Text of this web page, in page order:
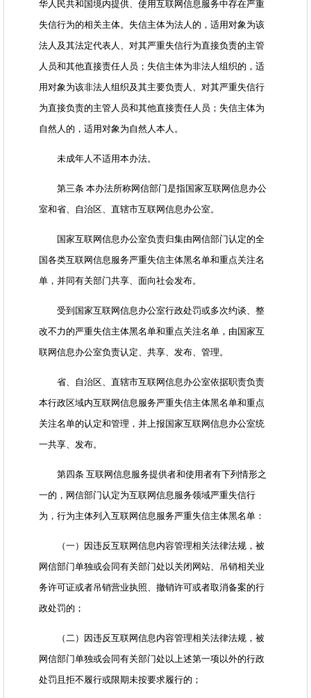
华人民共和国境内提供、使用互联网信息服务中存在严重
失信行为的相关主体。失信主体为法人的，适用对象为该
法人及其法定代表人、对其严重失信行为直接负责的主管
人员和其他直接责任人员；失信主体为非法人组织的，适
用对象为该非法人组织及其主要负责人、对其严重失信行
为直接负责的主管人员和其他直接责任人员；失信主体为
自然人的，适用对象为自然人本人。
未成年人不适用本办法。
第三条 本办法所称网信部门是指国家互联网信息办公
室和省、自治区、直辖市互联网信息办公室。
国家互联网信息办公室负责归集由网信部门认定的全
国各类互联网信息服务严重失信主体黑名单和重点关注名
单，并同有关部门共享、面向社会发布。
受到国家互联网信息办公室行政处罚或多次约谈、整
改不力的严重失信主体黑名单和重点关注名单，由国家互
联网信息办公室负责认定、共享、发布、管理。
省、自治区、直辖市互联网信息办公室依据职责负责
本行政区域内互联网信息服务严重失信主体黑名单和重点
关注名单的认定和管理，并上报国家互联网信息办公室统
一共享、发布。
第四条 互联网信息服务提供者和使用者有下列情形之
一的，网信部门认定为互联网信息服务领域严重失信行
为，行为主体列入互联网信息服务严重失信主体黑名单：
（一）因违反互联网信息内容管理相关法律法规，被
网信部门单独或会同有关部门处以关闭网站、吊销相关业
务许可证或者吊销营业执照、撤销许可或者取消备案的行
政处罚的；
（二）因违反互联网信息内容管理相关法律法规，被
网信部门单独或会同有关部门处以上述第一项以外的行政
处罚且拒不履行或限期未按要求履行的；